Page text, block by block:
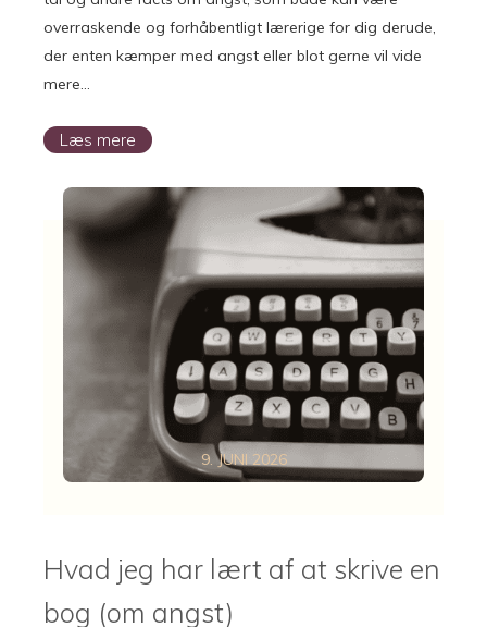
overraskende og forhåbentligt lærerige for dig derude,
der enten kæmper med angst eller blot gerne vil vide
mere…
Læs mere
Hvad jeg har lært af at skrive en
bog (om angst)
9. JUNI 2026